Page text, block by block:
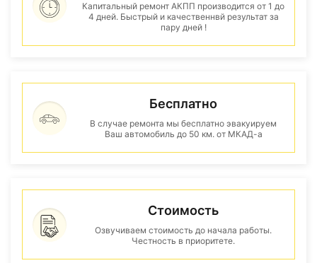
Капитальный ремонт АКПП производится от 1 до
4 дней. Быстрый и качественнвй результат за
пару дней !
Бесплатно
В случае ремонта мы бесплатно эвакуируем
Ваш автомобиль до 50 км. от МКАД-а
Стоимость
Озвучиваем стоимость до начала работы.
Честность в приоритете.